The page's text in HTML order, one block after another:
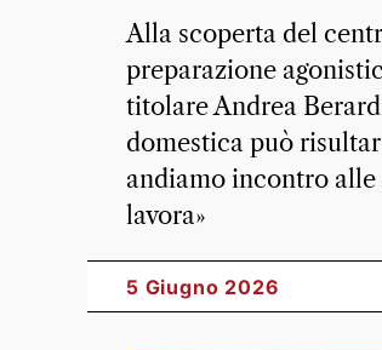
Alla scoperta del
preparazione
titolare Andrea
domestica può
andiamo incontro alle
lavora»
5 Giugno 2026